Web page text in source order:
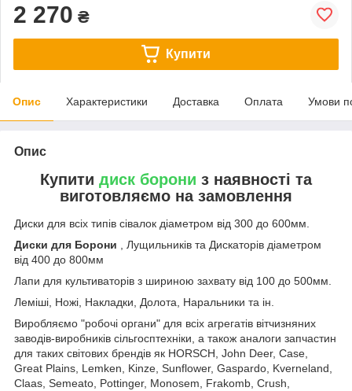
2 270 ₴
Купити
Опис Характеристики Доставка Оплата Умови
Опис
Купити диск борони з наявності та
виготовляємо на замовлення
Диски для всіх типів сівалок діаметром від 300 до 600мм.
Диски для Борони , Лущильників та Дискаторів діаметром
від 400 до 800мм
Лапи для культиваторів з шириною захвату від 100 до 500мм.
Леміші, Ножі, Накладки, Долота, Наральники та ін.
Виробляємо "робочі органи" для всіх агрегатів вітчизняних
заводів-виробників сільгосптехніки, а також аналоги запчастин
для таких світових брендів як HORSCH, John Deer, Case,
Great Plains, Lemken, Kinze, Sunflower, Gaspardo, Kverneland,
Claas, Semeato, Pottinger, Monosem, Frakomb, Crush,